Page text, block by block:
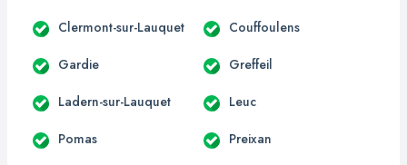
Clermont-sur-Lauquet Couffoulens
Gardie Greffeil
Ladern-sur-Lauquet Leuc
Pomas Preixan